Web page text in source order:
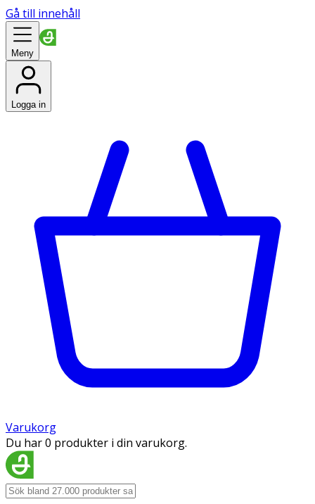
Gå till innehåll
Meny
Logga in
Varukorg
Du har 0 produkter i din varukorg.